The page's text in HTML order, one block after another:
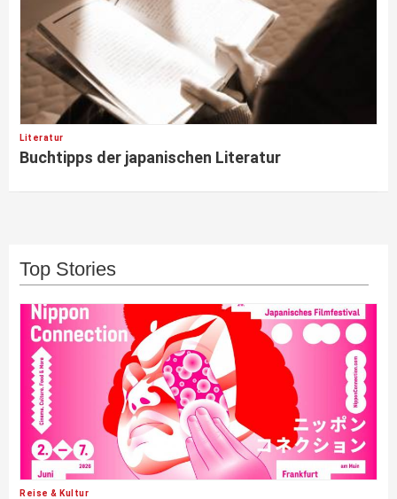
Literatur
Buchtipps der japanischen Literatur
Top Stories
Reise & Kultur